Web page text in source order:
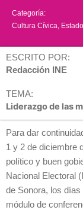
Categoría:
Cultura Cívica
ESCRITO POR:
Redacción INE
TEMA:
Liderazgo de las
Para dar
1 y 2 de diciembre
político y buen
Nacional Electoral
de Sonora, los
módulo de